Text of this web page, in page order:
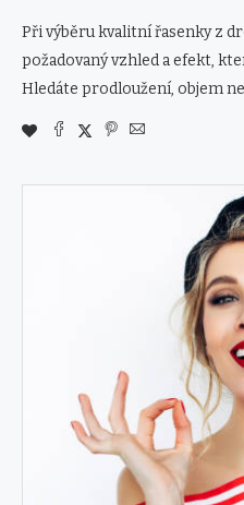
Při výběru kvalitní řasenky z
požadovaný vzhled a efekt,
Hledáte prodloužení, objem